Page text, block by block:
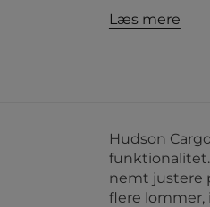
Læs mere
Hudson
nemt justere
flere lommer,